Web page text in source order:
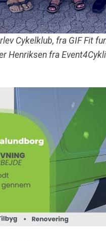
Cykelklub, fra GIF Fit
Henriksen fra